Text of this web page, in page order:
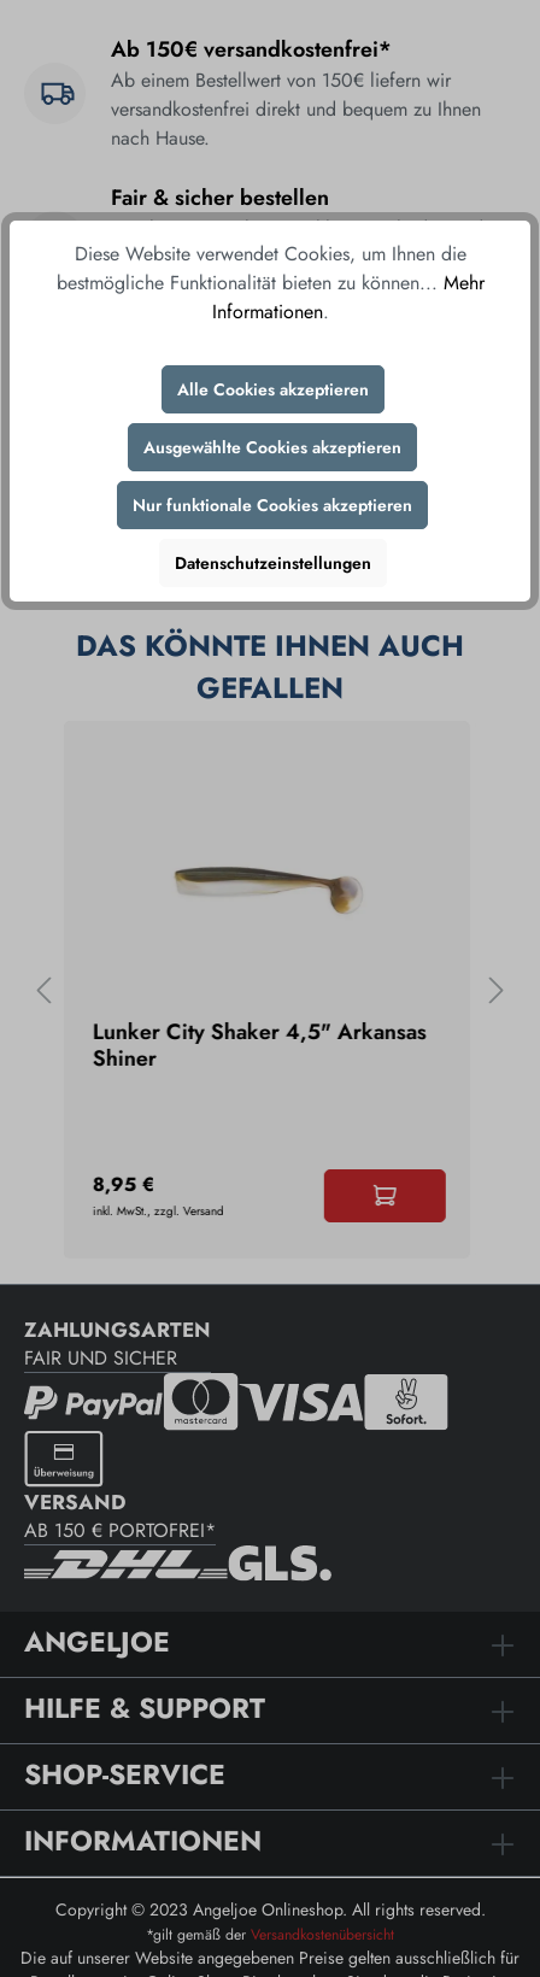
Ab 150€ versandkostenfrei*
Ab einem Bestellwert von 150€ liefern wir
versandkostenfrei direkt und bequem zu Ihnen
nach Hause.
Fair & sicher bestellen
Durch unsere sicheren Zahlungsmethoden und
verschlüsselte Datenübertragung gewährleisten wir
Ihnen ein sorgenfreies Einkaufserlebnis.
Produkt teilen
Produktnummer:375805
Herstellernummer:SAPLH500950-048
DAS KÖNNTE IHNEN AUCH
GEFALLEN
Lunker City Shaker 4,5" Arkansas
Shiner
8,95 €
inkl. MwSt., zzgl. Versand
ZAHLUNGSARTEN
FAIR UND SICHER
VERSAND
AB 150 € PORTOFREI*
ANGELJOE
HILFE & SUPPORT
SHOP-SERVICE
INFORMATIONEN
Copyright © 2023 Angeljoe Onlineshop. All rights reserved.
*gilt gemäß der Versandkostenübersicht
Die auf unserer Website angegebenen Preise gelten ausschließlich für
Diese Website verwendet Cookies, um Ihnen die
bestmögliche Funktionalität bieten zu können... Mehr
Informationen.
Alle Cookies akzeptieren
Ausgewählte Cookies akzeptieren
Nur funktionale Cookies akzeptieren
Datenschutzeinstellungen